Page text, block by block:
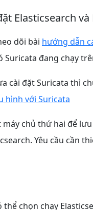
Elasticsearch và
dõi bài hướng dẫn
Suricata đang chạy
cài đặt Suricata thì
hình với Suricata
chủ thứ hai để
Yêu cầu cần
chọn chạy